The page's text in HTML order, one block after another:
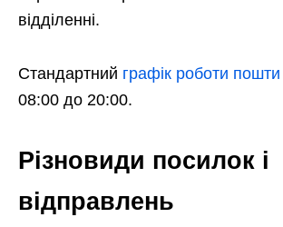
відділенні.
Стандартний графік роботи
08:00 до 20:00.
Різновиди посилок і
відправлень